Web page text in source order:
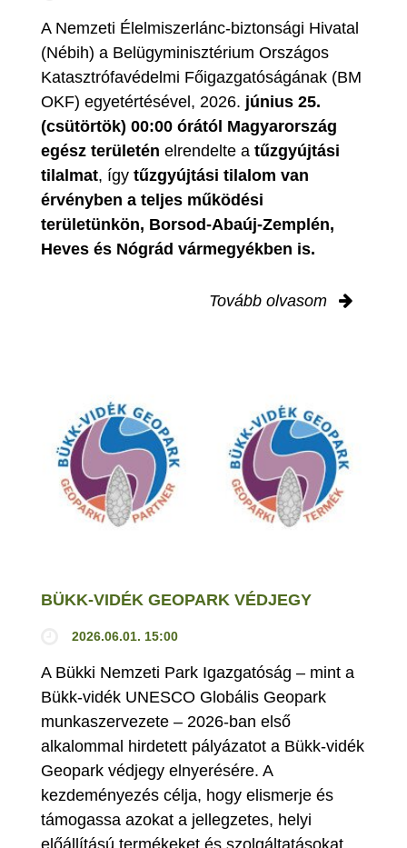
A Nemzeti Élelmiszerlánc-biztonsági Hivatal
(Nébih) a Belügyminisztérium Országos
Katasztrófavédelmi Főigazgatóságának (BM
OKF) egyetértésével, 2026. június 25.
(csütörtök) 00:00 órától Magyarország
egész területén elrendelte a tűzgyújtási
tilalmat, így tűzgyújtási tilalom van
érvényben a teljes működési
területünkön, Borsod-Abaúj-Zemplén,
Heves és Nógrád vármegyékben is.
Tovább olvasom
BÜKK-VIDÉK GEOPARK VÉDJEGY
2026.06.01. 15:00
A Bükki Nemzeti Park Igazgatóság – mint a
Bükk-vidék UNESCO Globális Geopark
munkaszervezete – 2026-ban első
alkalommal hirdetett pályázatot a Bükk-vidék
Geopark védjegy elnyerésére. A
kezdeményezés célja, hogy elismerje és
támogassa azokat a jellegzetes, helyi